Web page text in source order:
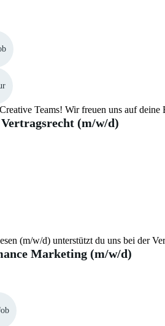
Teams! Wir freuen uns auf deine
(m/w/d)
(m/w/d) unterstützt du uns bei der
Marketing (m/w/d)